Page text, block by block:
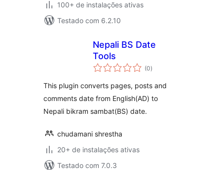
100+ de instalações ativas
Testado com 6.2.10
Nepali BS Date
Tools
(0total
de
)
This plugin converts pages, posts and
comments date from English(AD) to
Nepali bikram sambat(BS) date.
chudamani shrestha
20+ de instalações ativas
Testado com 7.0.3